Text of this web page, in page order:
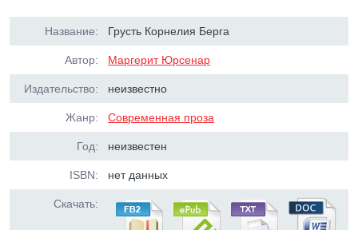
Название: Грусть Корнелия Берга
Автор: Маргерит Юрсенар
Издательство: неизвестно
Жанр: Современная проза
Год: неизвестен
ISBN: нет данных
Скачать: